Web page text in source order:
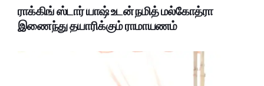
ராக்கிங் ஸ்டார் யாஷ் உடன் நமித் மல்கோத்ரா
இணைந்து தயாரிக்கும் ராமாயணம்